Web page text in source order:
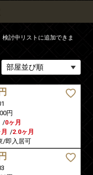
討中リストに追加できま
円
/0ヶ月
/2.0ヶ月
/即入居可